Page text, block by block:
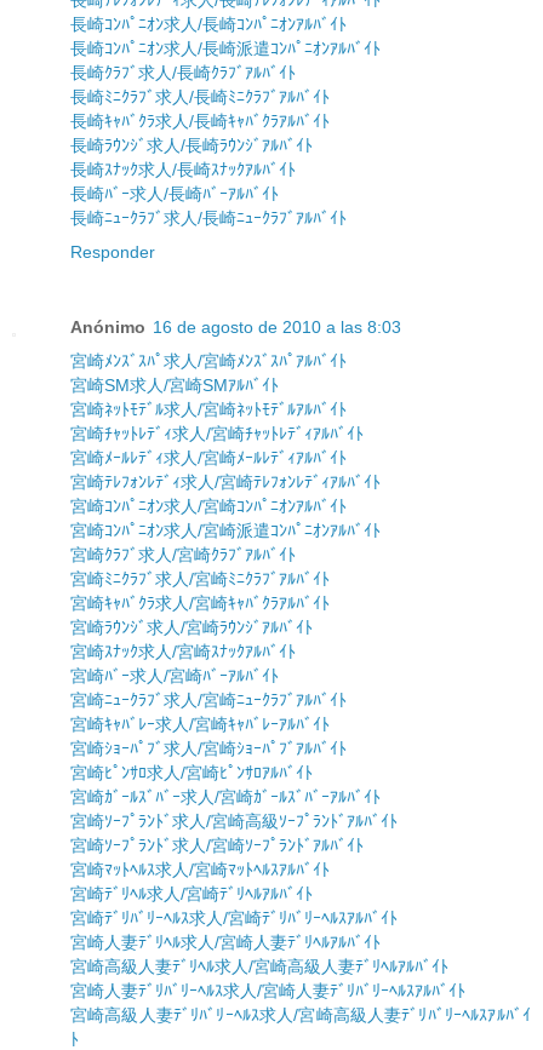
長崎ｺﾝﾊﾟﾆｵﾝ求人/長崎ｺﾝﾊﾟﾆｵﾝｱﾙﾊﾞｲﾄ
長崎ｺﾝﾊﾟﾆｵﾝ求人/長崎派遣ｺﾝﾊﾟﾆｵﾝｱﾙﾊﾞｲﾄ
長崎ｸﾗﾌﾞ求人/長崎ｸﾗﾌﾞｱﾙﾊﾞｲﾄ
長崎ﾐﾆｸﾗﾌﾞ求人/長崎ﾐﾆｸﾗﾌﾞｱﾙﾊﾞｲﾄ
長崎ｷｬﾊﾞｸﾗ求人/長崎ｷｬﾊﾞｸﾗｱﾙﾊﾞｲﾄ
長崎ﾗｳﾝｼﾞ求人/長崎ﾗｳﾝｼﾞｱﾙﾊﾞｲﾄ
長崎ｽﾅｯｸ求人/長崎ｽﾅｯｸｱﾙﾊﾞｲﾄ
長崎ﾊﾞｰ求人/長崎ﾊﾞｰｱﾙﾊﾞｲﾄ
長崎ﾆｭｰｸﾗﾌﾞ求人/長崎ﾆｭｰｸﾗﾌﾞｱﾙﾊﾞｲﾄ
Responder
Anónimo 16 de agosto de 2010 a las 8:03
宮崎ﾒﾝｽﾞｽﾊﾟ求人/宮崎ﾒﾝｽﾞｽﾊﾟｱﾙﾊﾞｲﾄ
宮崎SM求人/宮崎SMｱﾙﾊﾞｲﾄ
宮崎ﾈｯﾄﾓﾃﾞﾙ求人/宮崎ﾈｯﾄﾓﾃﾞﾙｱﾙﾊﾞｲﾄ
宮崎ﾁｬｯﾄﾚﾃﾞｨ求人/宮崎ﾁｬｯﾄﾚﾃﾞｨｱﾙﾊﾞｲﾄ
宮崎ﾒｰﾙﾚﾃﾞｨ求人/宮崎ﾒｰﾙﾚﾃﾞｨｱﾙﾊﾞｲﾄ
宮崎ﾃﾚﾌｫﾝﾚﾃﾞｨ求人/宮崎ﾃﾚﾌｫﾝﾚﾃﾞｨｱﾙﾊﾞｲﾄ
宮崎ｺﾝﾊﾟﾆｵﾝ求人/宮崎ｺﾝﾊﾟﾆｵﾝｱﾙﾊﾞｲﾄ
宮崎ｺﾝﾊﾟﾆｵﾝ求人/宮崎派遣ｺﾝﾊﾟﾆｵﾝｱﾙﾊﾞｲﾄ
宮崎ｸﾗﾌﾞ求人/宮崎ｸﾗﾌﾞｱﾙﾊﾞｲﾄ
宮崎ﾐﾆｸﾗﾌﾞ求人/宮崎ﾐﾆｸﾗﾌﾞｱﾙﾊﾞｲﾄ
宮崎ｷｬﾊﾞｸﾗ求人/宮崎ｷｬﾊﾞｸﾗｱﾙﾊﾞｲﾄ
宮崎ﾗｳﾝｼﾞ求人/宮崎ﾗｳﾝｼﾞｱﾙﾊﾞｲﾄ
宮崎ｽﾅｯｸ求人/宮崎ｽﾅｯｸｱﾙﾊﾞｲﾄ
宮崎ﾊﾞｰ求人/宮崎ﾊﾞｰｱﾙﾊﾞｲﾄ
宮崎ﾆｭｰｸﾗﾌﾞ求人/宮崎ﾆｭｰｸﾗﾌﾞｱﾙﾊﾞｲﾄ
宮崎ｷｬﾊﾞﾚｰ求人/宮崎ｷｬﾊﾞﾚｰｱﾙﾊﾞｲﾄ
宮崎ｼｮｰﾊﾟﾌﾞ求人/宮崎ｼｮｰﾊﾟﾌﾞｱﾙﾊﾞｲﾄ
宮崎ﾋﾟﾝｻﾛ求人/宮崎ﾋﾟﾝｻﾛｱﾙﾊﾞｲﾄ
宮崎ｶﾞｰﾙｽﾞﾊﾞｰ求人/宮崎ｶﾞｰﾙｽﾞﾊﾞｰｱﾙﾊﾞｲﾄ
宮崎ｿｰﾌﾟﾗﾝﾄﾞ求人/宮崎高級ｿｰﾌﾟﾗﾝﾄﾞｱﾙﾊﾞｲﾄ
宮崎ｿｰﾌﾟﾗﾝﾄﾞ求人/宮崎ｿｰﾌﾟﾗﾝﾄﾞｱﾙﾊﾞｲﾄ
宮崎ﾏｯﾄﾍﾙｽ求人/宮崎ﾏｯﾄﾍﾙｽｱﾙﾊﾞｲﾄ
宮崎ﾃﾞﾘﾍﾙ求人/宮崎ﾃﾞﾘﾍﾙｱﾙﾊﾞｲﾄ
宮崎ﾃﾞﾘﾊﾞﾘｰﾍﾙｽ求人/宮崎ﾃﾞﾘﾊﾞﾘｰﾍﾙｽｱﾙﾊﾞｲﾄ
宮崎人妻ﾃﾞﾘﾍﾙ求人/宮崎人妻ﾃﾞﾘﾍﾙｱﾙﾊﾞｲﾄ
宮崎高級人妻ﾃﾞﾘﾍﾙ求人/宮崎高級人妻ﾃﾞﾘﾍﾙｱﾙﾊﾞｲﾄ
宮崎人妻ﾃﾞﾘﾊﾞﾘｰﾍﾙｽ求人/宮崎人妻ﾃﾞﾘﾊﾞﾘｰﾍﾙｽｱﾙﾊﾞｲﾄ
宮崎高級人妻ﾃﾞﾘﾊﾞﾘｰﾍﾙｽ求人/宮崎高級人妻ﾃﾞﾘﾊﾞﾘｰﾍﾙｽｱﾙﾊﾞｲ
ﾄ